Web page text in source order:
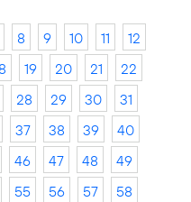
8 9 10 11
12
19 20 21
22
28 29 30
31
37 38 39
40
46 47 48
49
55 56 57
58